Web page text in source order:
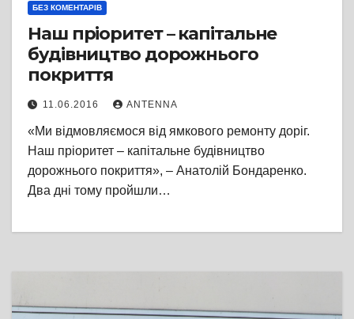
БЕЗ КОМЕНТАРІВ
Наш пріоритет – капітальне
будівництво дорожнього
покриття
11.06.2016 ANTENNA
«Ми відмовляємося від ямкового ремонту доріг.
Наш пріоритет – капітальне будівництво
дорожнього покриття», – Анатолій Бондаренко.
Два дні тому пройшли…